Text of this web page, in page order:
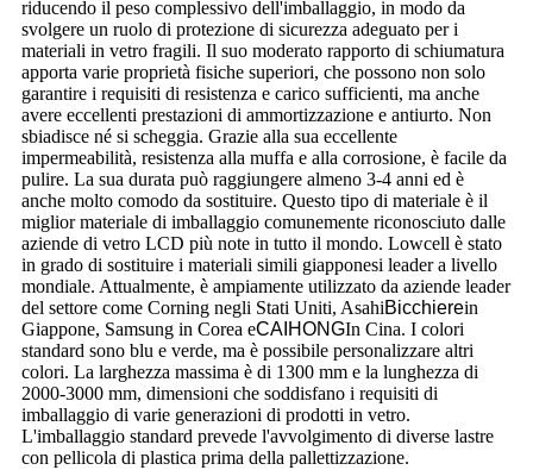
riducendo il peso complessivo dell'imballaggio, in modo da
svolgere un ruolo di protezione di sicurezza adeguato per i
materiali in vetro fragili. Il suo moderato rapporto di schiumatura
apporta varie proprietà fisiche superiori, che possono non solo
garantire i requisiti di resistenza e carico sufficienti, ma anche
avere eccellenti prestazioni di ammortizzazione e antiurto. Non
sbiadisce né si scheggia. Grazie alla sua eccellente
impermeabilità, resistenza alla muffa e alla corrosione, è facile da
pulire. La sua durata può raggiungere almeno 3-4 anni ed è
anche molto comodo da sostituire. Questo tipo di materiale è il
miglior materiale di imballaggio comunemente riconosciuto dalle
aziende di vetro LCD più note in tutto il mondo. Lowcell è stato
in grado di sostituire i materiali simili giapponesi leader a livello
mondiale. Attualmente, è ampiamente utilizzato da aziende leader
del settore come Corning negli Stati Uniti, AsahiBicchierein
Giappone, Samsung in Corea eCAIHONGIn Cina. I colori
standard sono blu e verde, ma è possibile personalizzare altri
colori. La larghezza massima è di 1300 mm e la lunghezza di
2000-3000 mm, dimensioni che soddisfano i requisiti di
imballaggio di varie generazioni di prodotti in vetro.
L'imballaggio standard prevede l'avvolgimento di diverse lastre
con pellicola di plastica prima della pallettizzazione.